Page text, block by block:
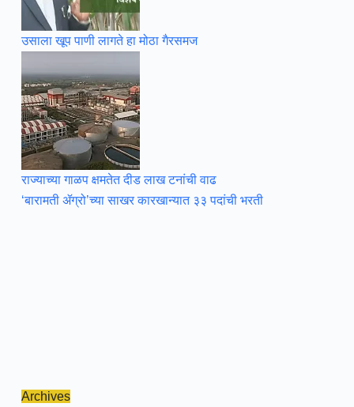
उसाला खूप पाणी लागते हा मोठा गैरसमज
राज्याच्या गाळप क्षमतेत दीड लाख टनांची वाढ
‘बारामती ॲग्रो’च्या साखर कारखान्यात ३३ पदांची भरती
Archives